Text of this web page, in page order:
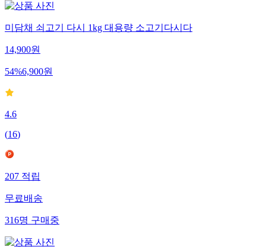
미담채 쇠고기 다시 1kg 대용량 소고기다시다
14,900원
54%6,900원
4.6
(16)
207적립
무료배송
316명구매중